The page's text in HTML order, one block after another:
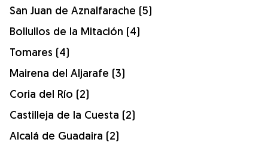
San Juan de Aznalfarache (5)
Bollullos de la Mitación (4)
Tomares (4)
Mairena del Aljarafe (3)
Coria del Río (2)
Castilleja de la Cuesta (2)
Alcalá de Guadaira (2)